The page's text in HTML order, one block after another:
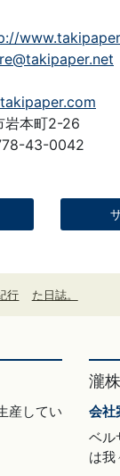
岩本町2-26
43-0042
行 た日誌。
産してい
瀧
会社
ベル
は我